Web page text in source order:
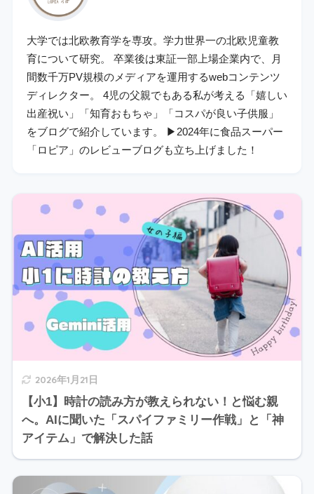
大学では北欧教育学を専攻。学力世界一の北欧児童教
育について研究。 卒業後は東証一部上場企業内で、月
間数千万PV規模のメディアを運用するwebコンテンツ
ディレクター。 4児の父親でもある私が考える「嬉しい
出産祝い」「知育おもちゃ」「コスパが良い子供服」
をブログで紹介しています。 ▶2024年に食品スーパー
「ロピア」のレビューブログも立ち上げました！
2026年1月21日
【小1】時計の読み方が教えられない！と悩む親
へ。AIに聞いた「スパイファミリー作戦」と「神
アイテム」で解決した話